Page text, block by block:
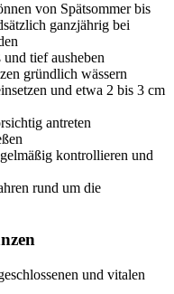
von Spätsommer bis
ganzjährig bei
tief ausheben
gründlich wässern
und etwa 2 bis 3 cm
antreten
kontrollieren und
rund um die
und vitalen